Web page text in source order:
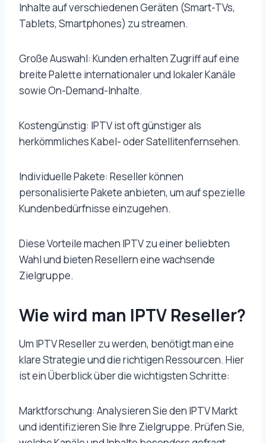
Inhalte auf verschiedenen Geräten (Smart-TVs,
Tablets, Smartphones) zu streamen.
Große Auswahl: Kunden erhalten Zugriff auf eine
breite Palette internationaler und lokaler Kanäle
sowie On-Demand-Inhalte.
Kostengünstig: IPTV ist oft günstiger als
herkömmliches Kabel- oder Satellitenfernsehen.
Individuelle Pakete: Reseller können
personalisierte Pakete anbieten, um auf spezielle
Kundenbedürfnisse einzugehen.
Diese Vorteile machen IPTV zu einer beliebten
Wahl und bieten Resellern eine wachsende
Zielgruppe.
Wie wird man IPTV Reseller?
Um IPTV Reseller zu werden, benötigt man eine
klare Strategie und die richtigen Ressourcen. Hier
ist ein Überblick über die wichtigsten Schritte:
Marktforschung: Analysieren Sie den IPTV Markt
und identifizieren Sie Ihre Zielgruppe. Prüfen Sie,